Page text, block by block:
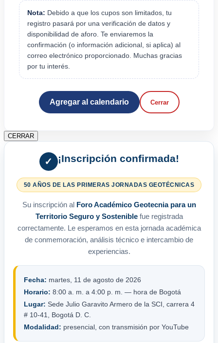
Nota: Debido a que los cupos son limitados, tu
registro pasará por una verificación de datos y
disponibilidad de aforo. Te enviaremos la
confirmación (o información adicional, si aplica) al
correo electrónico proporcionado. Muchas gracias
por tu interés.
Agregar al calendario Cerrar
CERRAR
✓ ¡Inscripción confirmada!
50 AÑOS DE LAS PRIMERAS JORNADAS GEOTÉCNICAS
Su inscripción al Foro Académico Geotecnia para un
Territorio Seguro y Sosteniblefue registrada
correctamente. Le esperamos en esta jornada académica
de conmemoración, análisis técnico e intercambio de
experiencias.
Fecha: martes, 11 de agosto de 2026
Horario: 8:00 a. m. a 4:00 p. m. — hora de Bogotá
Lugar: Sede Julio Garavito Armero de la SCI, carrera 4
# 10-41, Bogotá D. C.
Modalidad: presencial, con transmisión por YouTube